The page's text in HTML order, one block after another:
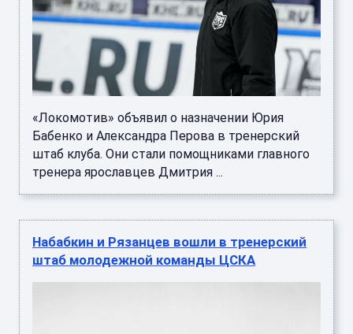
«Локомотив» объявил о назначении Юрия
Бабенко и Александра Перова в тренерский
штаб клуба. Они стали помощниками главного
тренера ярославцев Дмитрия ...
Набабкин и Рязанцев вошли в тренерский
штаб молодежной команды ЦСКА